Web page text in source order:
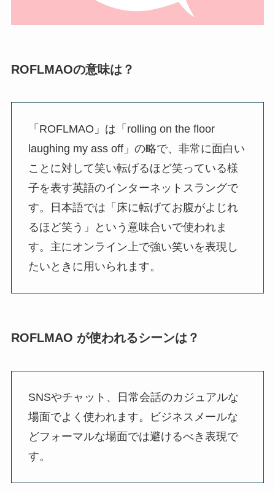
ROFLMAOの意味は？
「ROFLMAO」は「rolling on the floor
laughing my ass off」の略で、非常に面白い
ことに対して笑い転げるほど笑っている様
子を表す英語のインターネットスラングで
す。日本語では「床に転げてお腹がよじれ
るほど笑う」という意味合いで使われま
す。主にオンライン上で強い笑いを表現し
たいときに用いられます。
ROFLMAO が使われるシーンは？
SNSやチャット、日常会話のカジュアルな
場面でよく使われます。ビジネスメールな
どフォーマルな場面では避けるべき表現で
す。